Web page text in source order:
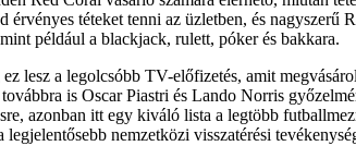
érvényes téteket tenni az üzletben, és
például a blackjack, rulett, póker és bakkara.
lesz a legolcsóbb TV-előfizetés, amit
is Oscar Piastri és Lando Norris
azonban itt egy kiváló lista a legtöbb
nemzetközi visszatérési